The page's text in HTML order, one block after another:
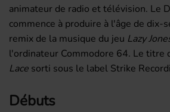
animateur de radio et télévision. Le
commence à produire à l'âge de dix-
remix de la musique du jeu Lazy
l'ordinateur Commodore 64. Le titre
Lace sorti sous le label Strike
Débuts